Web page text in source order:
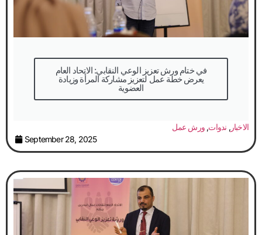
في ختام ورش تعزيز الوعي النقابي: الاتحاد العام
يعرض خطة عمل لتعزيز مشاركة المرأة وزيادة
العضوية
الاخبار, ندوات,ورش عمل
September 28, 2025